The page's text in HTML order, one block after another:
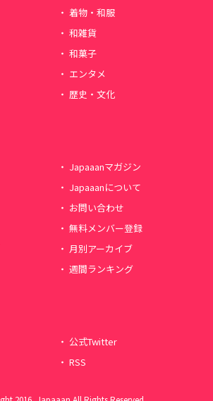
着物・和服
和雑貨
和菓子
エンタメ
歴史・文化
Japaaanマガジン
Japaaanについて
お問い合わせ
無料メンバー登録
月別アーカイブ
週間ランキング
公式Twitter
RSS